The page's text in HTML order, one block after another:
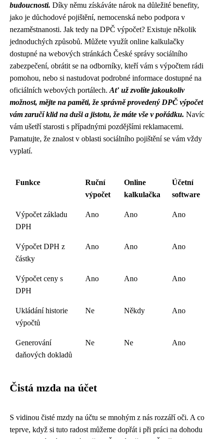
budoucnosti. Díky němu získáváte nárok na důležité benefity,
jako je důchodové pojištění, nemocenská nebo podpora v
nezaměstnanosti. Jak tedy na DPČ výpočet? Existuje několik
jednoduchých způsobů. Můžete využít online kalkulačky
dostupné na webových stránkách České správy sociálního
zabezpečení, obrátit se na odborníky, kteří vám s výpočtem rádi
pomohou, nebo si nastudovat podrobné informace dostupné na
oficiálních webových portálech. Ať už zvolíte jakoukoliv
možnost, mějte na paměti, že správně provedený DPČ výpočet
vám zaručí klid na duši a jistotu, že máte vše v pořádku. Navíc
vám ušetří starosti s případnými pozdějšími reklamacemi.
Pamatujte, že znalost v oblasti sociálního pojištění se vám vždy
vyplatí.
Funkce
Ruční
výpočet
Online
kalkulačka
Účetní
software
Výpočet základu
DPH
Ano Ano Ano
Výpočet DPH z
částky
Ano Ano Ano
Výpočet ceny s
DPH
Ano Ano Ano
Ukládání historie
výpočtů
Ne Někdy Ano
Generování
daňových dokladů
Ne Ne Ano
Čistá mzda na účet
S vidinou čisté mzdy na účtu se mnohým z nás rozzáří oči. A co
teprve, když si tuto radost můžeme dopřát i při práci na dohodu